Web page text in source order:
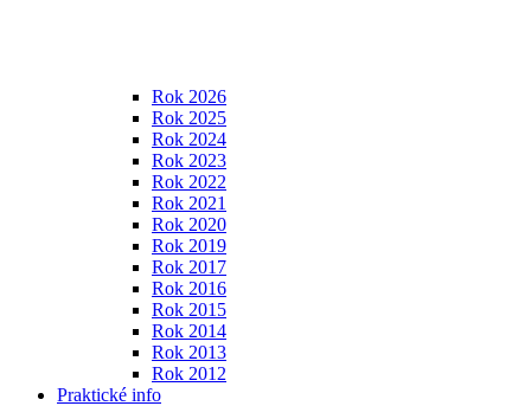
Rok 2026
Rok 2025
Rok 2024
Rok 2023
Rok 2022
Rok 2021
Rok 2020
Rok 2019
Rok 2017
Rok 2016
Rok 2015
Rok 2014
Rok 2013
Rok 2012
Praktické info